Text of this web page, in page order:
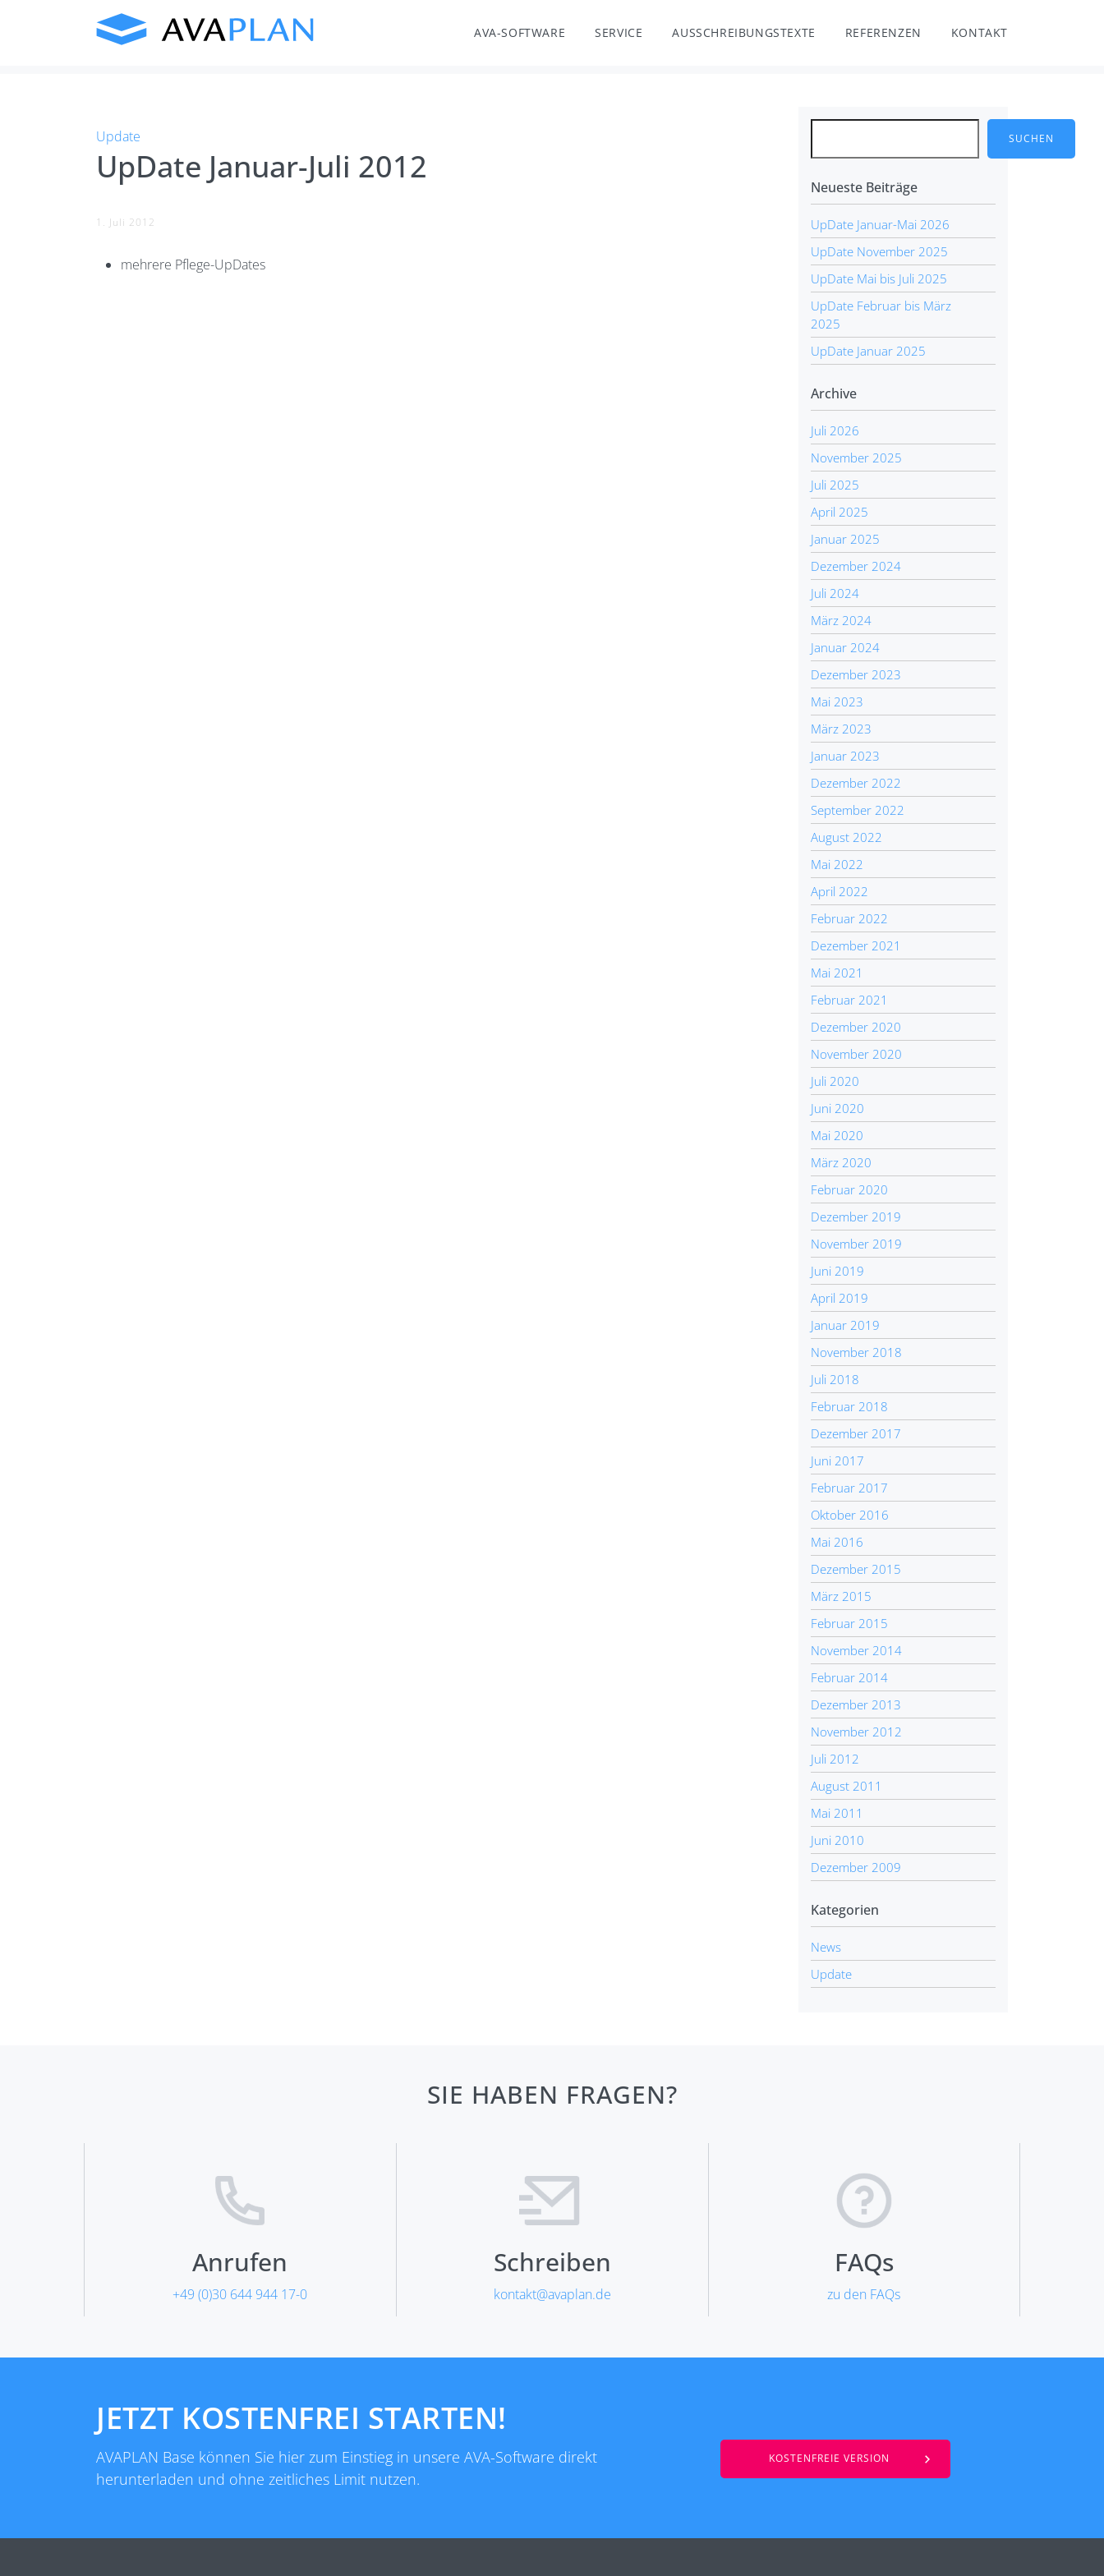
AVA-SOFTWARE SERVICE AUSSCHREIBUNGSTEXTE REFERENZEN KONTAKT
Update
UpDate Januar-Juli 2012
1. Juli 2012
mehrere Pflege-UpDates
SUCHEN
Neueste Beiträge
UpDate Januar-Mai 2026
UpDate November 2025
UpDate Mai bis Juli 2025
UpDate Februar bis März
2025
UpDate Januar 2025
Archive
Juli 2026
November 2025
Juli 2025
April 2025
Januar 2025
Dezember 2024
Juli 2024
März 2024
Januar 2024
Dezember 2023
Mai 2023
März 2023
Januar 2023
Dezember 2022
September 2022
August 2022
Mai 2022
April 2022
Februar 2022
Dezember 2021
Mai 2021
Februar 2021
Dezember 2020
November 2020
Juli 2020
Juni 2020
Mai 2020
März 2020
Februar 2020
Dezember 2019
November 2019
Juni 2019
April 2019
Januar 2019
November 2018
Juli 2018
Februar 2018
Dezember 2017
Juni 2017
Februar 2017
Oktober 2016
Mai 2016
Dezember 2015
März 2015
Februar 2015
November 2014
Februar 2014
Dezember 2013
November 2012
Juli 2012
August 2011
Mai 2011
Juni 2010
Dezember 2009
Kategorien
News
Update
SIE HABEN FRAGEN?
Anrufen
+49 (0)30 644 944 17-0
Schreiben
kontakt@avaplan.de
FAQs
zu den FAQs
JETZT KOSTENFREI STARTEN!
AVAPLAN Base können Sie hier zum Einstieg in unsere AVA-Software direkt
herunterladen und ohne zeitliches Limit nutzen.
KOSTENFREIE VERSION